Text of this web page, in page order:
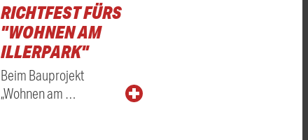
RICHTFEST FÜRS
"WOHNEN AM
ILLERPARK"
Beim Bauprojekt
„Wohnen am …